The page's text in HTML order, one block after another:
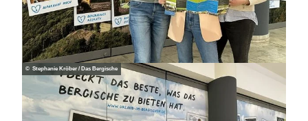
© Stephanie Kröber / Das Bergische